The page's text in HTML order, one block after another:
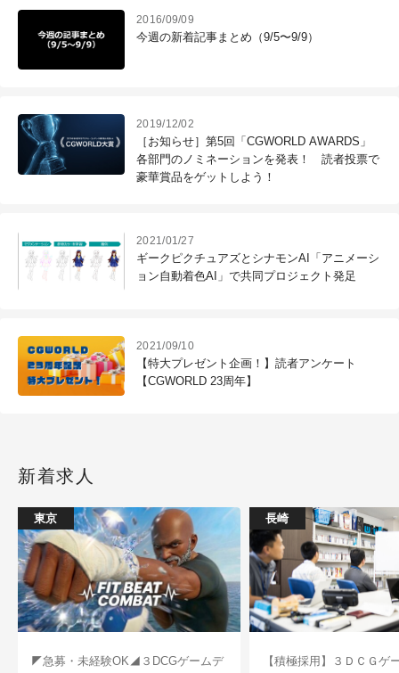
2016/09/09
今週の新着記事まとめ（9/5〜9/9）
2019/12/02
［お知らせ］第5回「CGWORLD AWARDS」
各部門のノミネーションを発表！ 読者投票で
豪華賞品をゲットしよう！
2021/01/27
ギークピクチュアズとシナモンAI「アニメーシ
ョン自動着色AI」で共同プロジェクト発足
2021/09/10
【特大プレゼント企画！】読者アンケート
【CGWORLD 23周年】
新着求人
東京
◤急募・未経験OK◢３DCGゲームデ
長崎
【積極採用】３ＤＣＧゲ